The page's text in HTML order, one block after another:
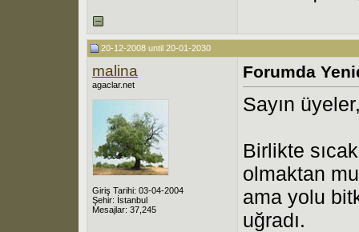
20-12-2008 until 20-01-2030
malina
agaclar.net
Giriş Tarihi: 03-04-2004
Şehir: İstanbul
Mesajlar: 37,245
Forumda
Sayın
Birlikte
olmaktan
ama yolu
uğradı.